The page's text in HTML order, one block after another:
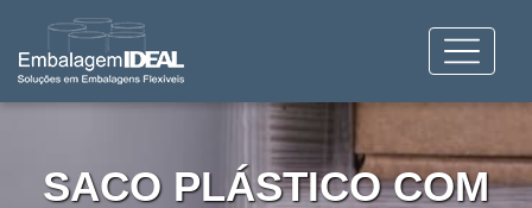
SACO PLÁSTICO COM